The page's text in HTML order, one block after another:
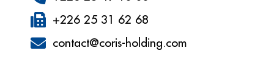
+226 25 31 62 68
contact@coris-holding.com